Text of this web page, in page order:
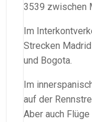
3539 zwischen
Im
Strecken
und Bogota.
Im
auf der
Aber auch